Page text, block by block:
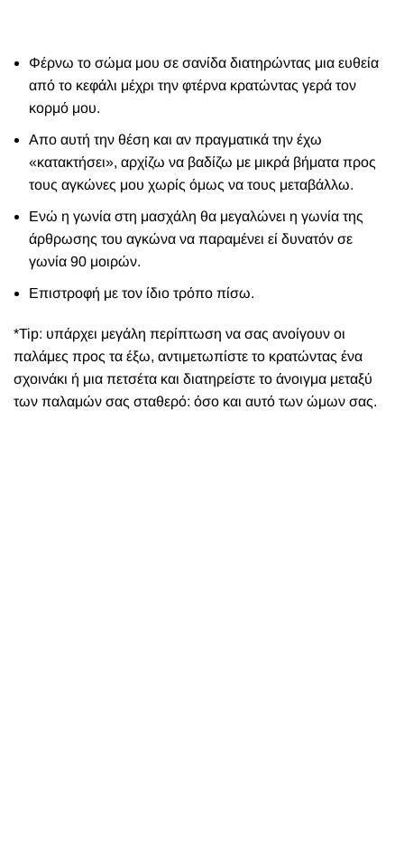
Φέρνω το σώμα μου σε σανίδα διατηρώντας μια ευθεία
από το κεφάλι μέχρι την φτέρνα κρατώντας γερά τον
κορμό μου.
Απο αυτή την θέση και αν πραγματικά την έχω
«κατακτήσει», αρχίζω να βαδίζω με μικρά βήματα προς
τους αγκώνες μου χωρίς όμως να τους μεταβάλλω.
Ενώ η γωνία στη μασχάλη θα μεγαλώνει η γωνία της
άρθρωσης του αγκώνα να παραμένει εί δυνατόν σε
γωνία 90 μοιρών.
Επιστροφή με τον ίδιο τρόπο πίσω.
*Tip: υπάρχει μεγάλη περίπτωση να σας ανοίγουν οι
παλάμες προς τα έξω, αντιμετωπίστε το κρατώντας ένα
σχοινάκι ή μια πετσέτα και διατηρείστε το άνοιγμα μεταξύ
των παλαμών σας σταθερό: όσο και αυτό των ώμων σας.